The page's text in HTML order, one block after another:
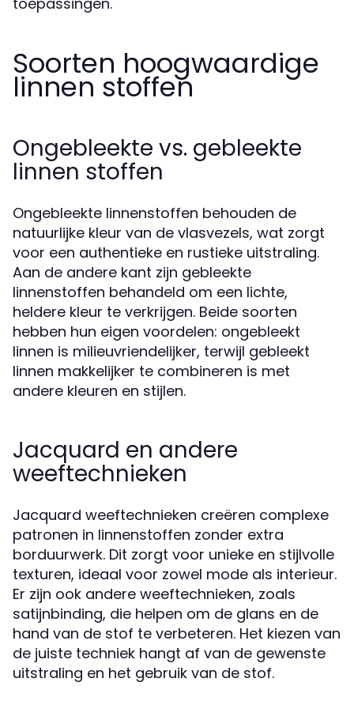
Soorten hoogwaardige
linnen stoffen
Ongebleekte vs. gebleekte
linnen stoffen
Ongebleekte linnenstoffen behouden de
natuurlijke kleur van de vlasvezels, wat zorgt
voor een authentieke en rustieke uitstraling.
Aan de andere kant zijn gebleekte
linnenstoffen behandeld om een lichte,
heldere kleur te verkrijgen. Beide soorten
hebben hun eigen voordelen: ongebleekt
linnen is milieuvriendelijker, terwijl gebleekt
linnen makkelijker te combineren is met
andere kleuren en stijlen.
Jacquard en andere
weeftechnieken
Jacquard weeftechnieken creëren complexe
patronen in linnenstoffen zonder extra
borduurwerk. Dit zorgt voor unieke en stijlvolle
texturen, ideaal voor zowel mode als interieur.
Er zijn ook andere weeftechnieken, zoals
satijnbinding, die helpen om de glans en de
hand van de stof te verbeteren. Het kiezen van
de juiste techniek hangt af van de gewenste
uitstraling en het gebruik van de stof.